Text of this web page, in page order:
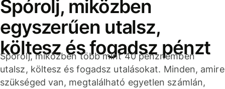
Spórolj, miközben
egyszerűen utalsz,
költesz és fogadsz pénzt
Spórolj, miközben több mint 40 pénznemben
utalsz, költesz és fogadsz utalásokat. Minden, amire
szükséged van, megtalálható egyetlen számlán,